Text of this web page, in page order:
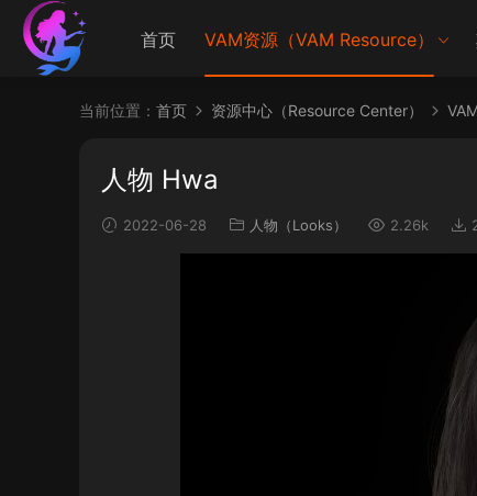
首页 VAM资源（VAM Resource）
当前位置： 首页 资源中心（Resource Center）
人物 Hwa
2022-06-28 人物（Looks） 2.26k